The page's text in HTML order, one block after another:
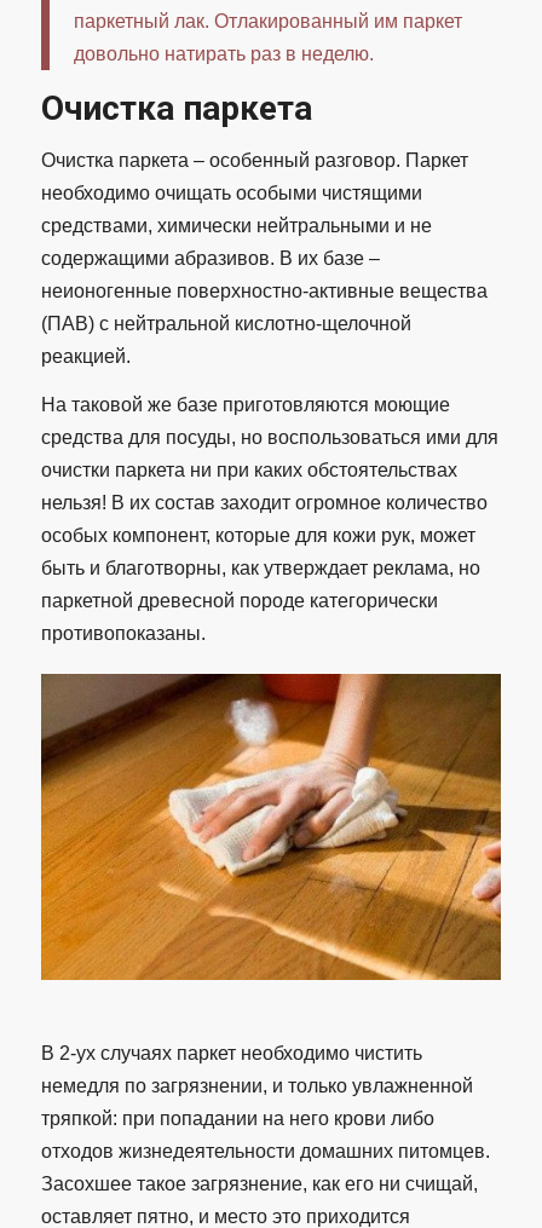
паркетный лак. Отлакированный им паркет
довольно натирать раз в неделю.
Очистка паркета
Очистка паркета – особенный разговор. Паркет
необходимо очищать особыми чистящими
средствами, химически нейтральными и не
содержащими абразивов. В их базе –
неионогенные поверхностно-активные вещества
(ПАВ) с нейтральной кислотно-щелочной
реакцией.
На таковой же базе приготовляются моющие
средства для посуды, но воспользоваться ими для
очистки паркета ни при каких обстоятельствах
нельзя! В их состав заходит огромное количество
особых компонент, которые для кожи рук, может
быть и благотворны, как утверждает реклама, но
паркетной древесной породе категорически
противопоказаны.
В 2-ух случаях паркет необходимо чистить
немедля по загрязнении, и только увлажненной
тряпкой: при попадании на него крови либо
отходов жизнедеятельности домашних питомцев.
Засохшее такое загрязнение, как его ни счищай,
оставляет пятно, и место это приходится